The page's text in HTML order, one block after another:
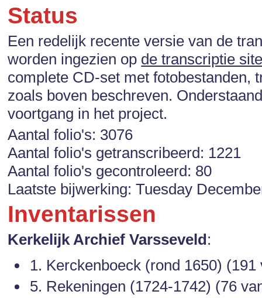
Status
Een redelijk recente versie van de
worden ingezien op de transcriptie
complete CD-set met fotobestanden,
zoals boven beschreven.
voortgang in het project.
Aantal folio's: 3076
Aantal folio's getranscribeerd: 1221
Aantal folio's gecontroleerd: 80
Laatste bijwerking: Tuesday
Inventarissen
Kerkelijk Archief Varsseveld:
1. Kerckenboeck (rond 1650)
5. Rekeningen (1724-1742) (76